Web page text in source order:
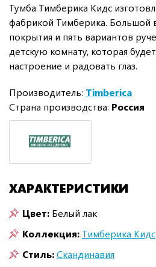
Тумба Тимберика Кидс
фабрикой Тимберика. Большой
покрытия и пять вариантов
детскую комнату, которая
настроение и радовать глаз.
Производитель: Timberica
Страна производства: Россия
ХАРАКТЕРИСТИКИ
Цвет: Белый лак
Коллекция: Тимберика Кидс
Стиль:Скандинавия